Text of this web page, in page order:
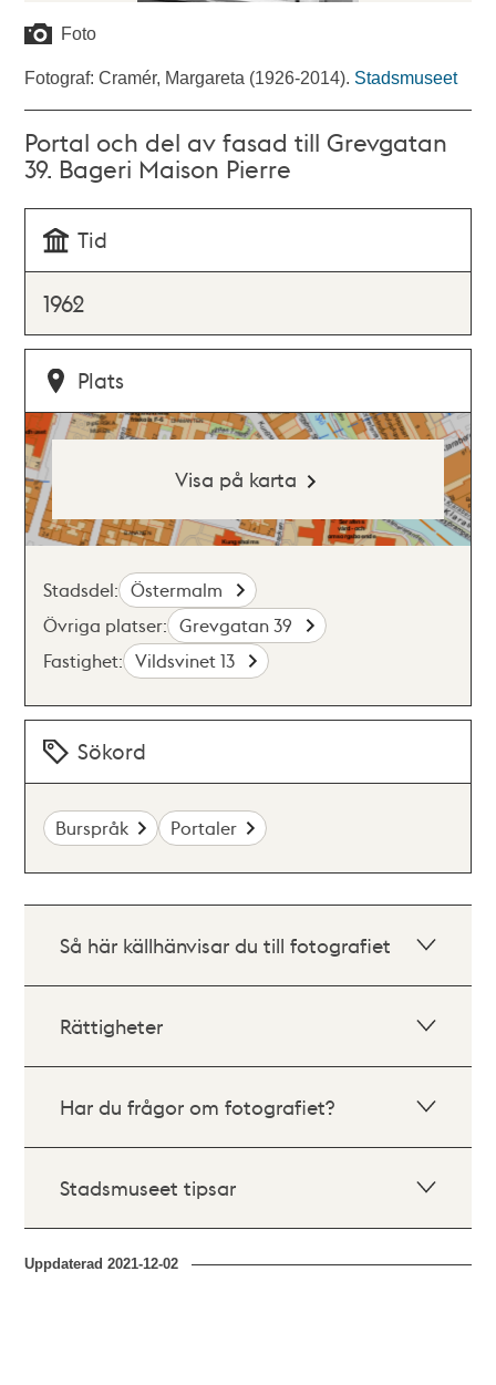
Foto
Fotograf: Cramér, Margareta (1926-2014). Stadsmuseet
Portal och del av fasad till Grevgatan
39. Bageri Maison Pierre
Tid
1962
Plats
Visa på karta
Stadsdel: Östermalm
Övriga platser: Grevgatan 39
Fastighet: Vildsvinet 13
Sökord
Burspråk Portaler
Så här källhänvisar du till fotografiet
Rättigheter
Har du frågor om fotografiet?
Stadsmuseet tipsar
Uppdaterad2021-12-02